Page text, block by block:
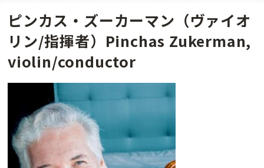
ピンカス・ズーカーマン（ヴァイオ
リン/指揮者）Pinchas Zukerman,
violin/conductor